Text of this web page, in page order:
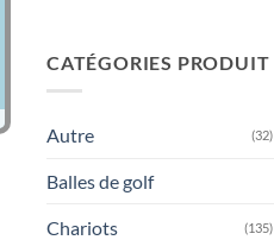
CATÉGORIES PRODUIT
Autre (32)
Balles de golf
Chariots (135)